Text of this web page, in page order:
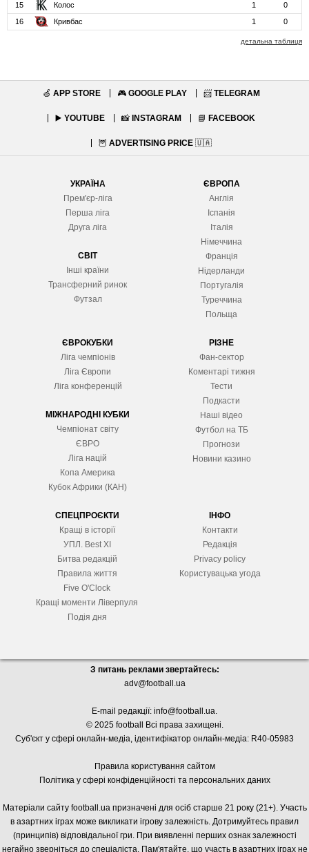
15
Колос 1
0
16
Кривбас 1 0
детальна таблиця
🍏 APP STORE 🎮 GOOGLE PLAY 📨 TELEGRAM
▶️ YOUTUBE 📸 INSTAGRAM 📘 FACEBOOK
🦉 ADVERTISING PRICE 🇺🇦
УКРАЇНА
Прем'єр-ліга
Перша ліга
Друга ліга
СВІТ
Інші країни
Трансферний ринок
Футзал
ЄВРОПА
Англія
Іспанія
Італія
Німеччина
Франція
Нідерланди
Португалія
Туреччина
Польща
ЄВРОКУБКИ
Ліга чемпіонів
Ліга Європи
Ліга конференцій
МІЖНАРОДНІ КУБКИ
Чемпіонат світу
ЄВРО
Ліга націй
Копа Америка
Кубок Африки (КАН)
РІЗНЕ
Фан-сектор
Коментарі тижня
Тести
Подкасти
Наші відео
Футбол на ТБ
Прогнози
Новини казино
СПЕЦПРОЄКТИ
Кращі в історії
УПЛ. Best XІ
Битва редакцій
Правила життя
Five O'Clock
Кращі моменти Ліверпуля
Подія дня
ІНФО
Контакти
Редакція
Privacy policy
Користувацька угода
З питань реклами звертайтесь:
adv@football.ua
E-mail редакції: info@football.ua.
© 2025 football Всі права захищені.
Суб'єкт у сфері онлайн-медіа, ідентифікатор онлайн-медіа: R40-05983
Правила користування сайтом
Політика у сфері конфіденційності та персональних даних
Матеріали сайту football.ua призначені для осіб старше 21 року (21+). Участь
в азартних іграх може викликати ігрову залежність. Дотримуйтесь правил
(принципів) відповідальної гри. При виявленні перших ознак залежності
негайно зверніться до спеціаліста. Пам'ятайте, що участь в азартних іграх не